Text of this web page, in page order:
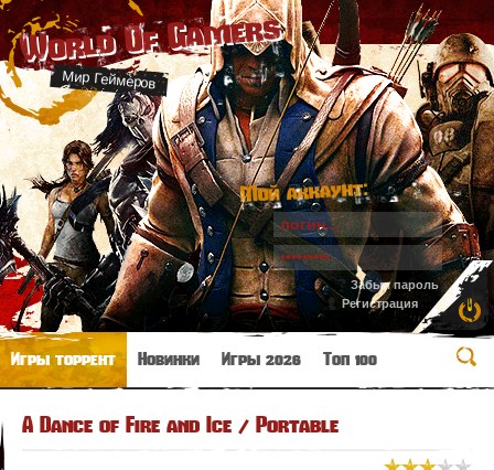
World Of Gamers
Мир Геймеров
Мой аккаунт:
Забыл пароль
Регистрация
Игры торрент Новинки Игры 2026 Топ 100
A Dance of Fire and Ice / Portable